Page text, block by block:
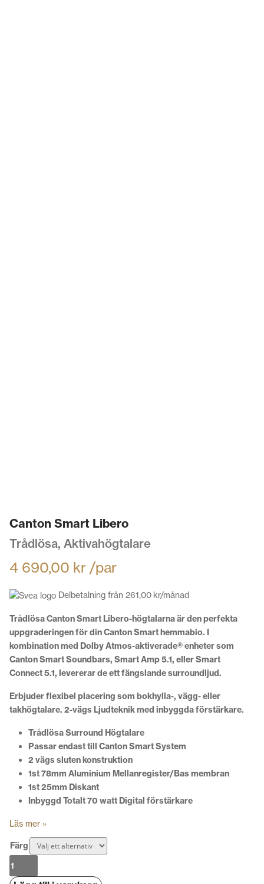
Canton Smart Libero
Trådlösa, Aktivahögtalare
4 690,00 kr /par
Delbetalning från 261,00 kr/månad
Trådlösa Canton Smart Libero-högtalarna är den perfekta
uppgraderingen för din Canton Smart hemmabio. I
kombination med Dolby Atmos-aktiverade® enheter som
Canton Smart Soundbars, Smart Amp 5.1, eller Smart
Connect 5.1, levererar de ett fängslande surroundljud.
Erbjuder flexibel placering som bokhylla-, vägg- eller
takhögtalare. 2-vägs Ljudteknik med inbyggda förstärkare.
Trådlösa Surround Högtalare
Passar endast till Canton Smart System
2 vägs sluten konstruktion
1st 78mm Aluminium Mellanregister/Bas membran
1st 25mm Diskant
Inbyggd Totalt 70 watt Digital förstärkare
Läs mer »
Färg
Canton
Smart